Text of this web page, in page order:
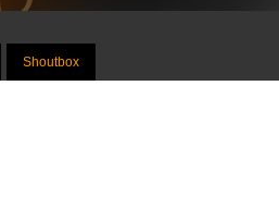
Shoutbox